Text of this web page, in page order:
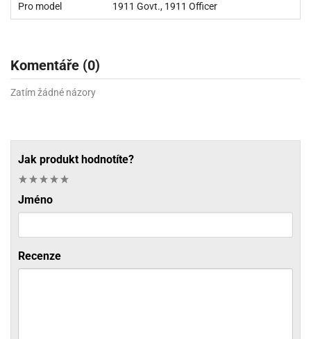
Pro model 1911 Govt., 1911 Officer
Komentáře (0)
Zatím žádné názory
Jak produkt hodnotíte?
Jméno
Recenze